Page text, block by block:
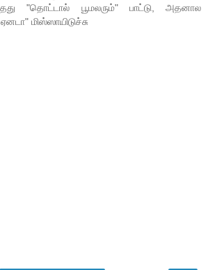
"தொட்டால் பூமலரும்" பாட்டு, அதனால
மிஸ்ஸாயிடுச்சு